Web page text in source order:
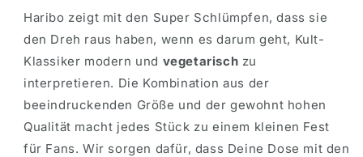
Haribo zeigt mit den Super Schlümpfen, dass sie
den Dreh raus haben, wenn es darum geht, Kult-
Klassiker modern und vegetarisch zu
interpretieren. Die Kombination aus der
beeindruckenden Größe und der gewohnt hohen
Qualität macht jedes Stück zu einem kleinen Fest
für Fans. Wir sorgen dafür, dass Deine Dose mit den